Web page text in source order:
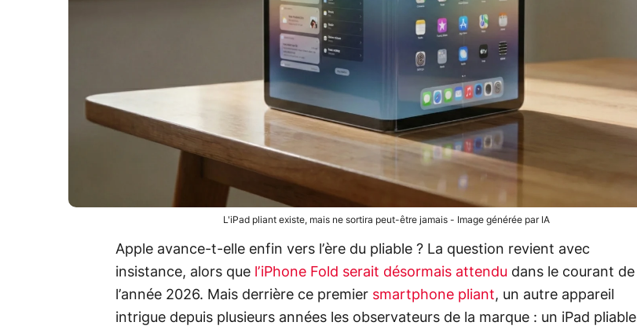
L'iPad pliant existe, mais ne sortira peut-être jamais - Image générée par IA
Apple avance-t-elle enfin vers l’ère du pliable ? La question revient avec
insistance, alors que l’iPhone Fold serait désormais attendu dans le courant de
l’année 2026. Mais derrière ce premier smartphone pliant, un autre appareil
intrigue depuis plusieurs années les observateurs de la marque : un iPad pliable